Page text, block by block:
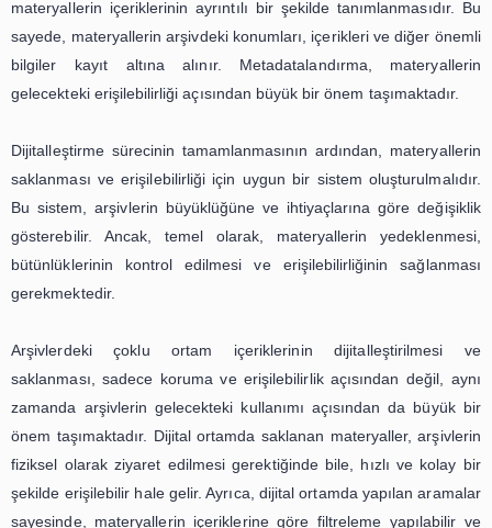
yapılması ve bu alanda uzmanlaşmış arşivcilerin
Arşivlerde Fotoğraf, Video ve Ses
Kayıtlarının Dijitalleştirilmesi ve
Saklanması
Arşivler, insanlık tarihinin önemli bir parçasıdır.
nesillere aktarılması gereken önemli bilgilerdir. Ancak,
hızla gelişmesiyle birlikte, arşivlerdeki çoklu ortam
yönetimi de büyük bir önem kazanmıştır. Özellikle
ve ses kayıtlarının dijitalleştirilmesi ve saklanması,